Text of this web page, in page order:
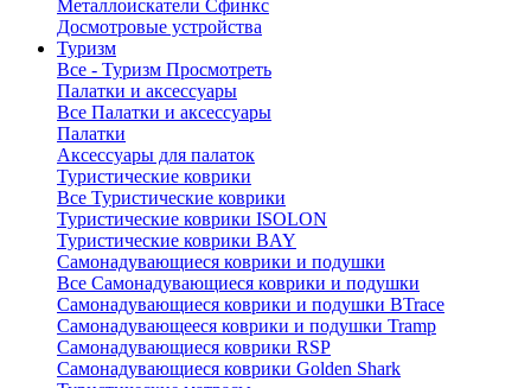
Металлоискатели Сфинкс
Досмотровые устройства
Туризм
Все - Туризм Просмотреть
Палатки и аксессуары
Все Палатки и аксессуары
Палатки
Аксессуары для палаток
Туристические коврики
Все Туристические коврики
Туристические коврики ISOLON
Туристические коврики BAY
Самонадувающиеся коврики и подушки
Все Самонадувающиеся коврики и подушки
Самонадувающиеся коврики и подушки BTrace
Самонадувающееся коврики и подушки Tramp
Самонадувающиеся коврики RSP
Самонадувающиеся коврики Golden Shark